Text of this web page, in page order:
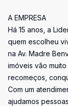
A EMPRESA
Há 15 anos, a
quem escolheu
na Av. Madre
imóveis vão
recomeços,
Com um
ajudamos